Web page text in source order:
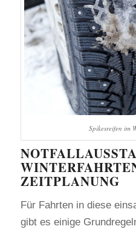
Spikesreifen im
ZEITPLANUNG
Für Fahrten in diese
gibt es einige